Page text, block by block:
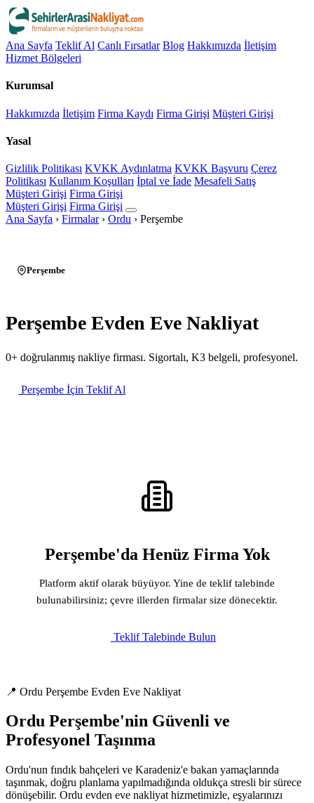
Ana Sayfa Teklif Al Canlı Fırsatlar Blog Hakkımızda İletişim
Hizmet Bölgeleri
Kurumsal
Hakkımızda İletişim Firma Kaydı Firma Girişi Müşteri Girişi
Yasal
Gizlilik Politikası KVKK Aydınlatma KVKK Başvuru Çerez
Politikası Kullanım Koşulları İptal ve İade Mesafeli Satış
Müşteri Girişi Firma Girişi
Müşteri Girişi Firma Girişi
Ana Sayfa › Firmalar › Ordu › Perşembe
Perşembe
Perşembe Evden Eve Nakliyat
0+ doğrulanmış nakliye firması. Sigortalı, K3 belgeli, profesyonel.
Perşembe İçin Teklif Al
Perşembe'da Henüz Firma Yok
Platform aktif olarak büyüyor. Yine de teklif talebinde
bulunabilirsiniz; çevre illerden firmalar size dönecektir.
Teklif Talebinde Bulun
📍 Ordu Perşembe Evden Eve Nakliyat
Ordu Perşembe'nin Güvenli ve
Profesyonel Taşınma
Ordu'nun fındık bahçeleri ve Karadeniz'e bakan yamaçlarında
taşınmak, doğru planlama yapılmadığında oldukça stresli bir sürece
dönüşebilir. Ordu evden eve nakliyat hizmetimizle, eşyalarınızı